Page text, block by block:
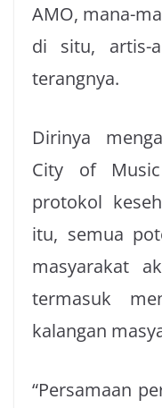
AMO, mana-
di situ, artis-
terangnya.
Dirinya
City of
protokol
itu, semua
masyarakat
termasuk
kalangan
“Persamaan